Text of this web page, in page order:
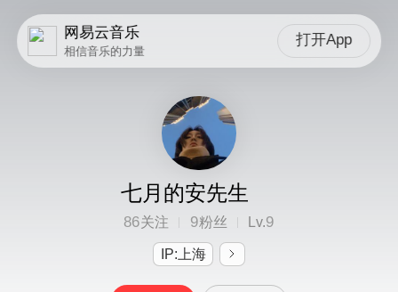
网易云音乐
相信音乐的力量
打开App
七月的安先生
86关注 9粉丝 Lv.9
IP:上海